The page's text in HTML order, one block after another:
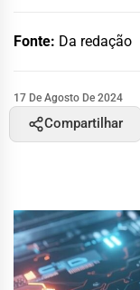
Fonte: Da redação
17 De Agosto De 2024
Compartilhar